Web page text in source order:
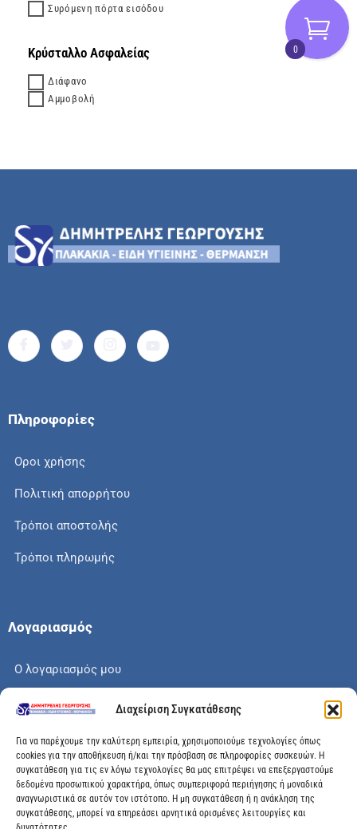
Διαχείριση Συγκατάθεσης
Για να παρέχουμε την καλύτερη εμπειρία, χρησιμοποιούμε τεχνολογίες όπως
cookies για την αποθήκευση ή/και την πρόσβαση σε πληροφορίες συσκευών. Η
συγκατάθεση για τις εν λόγω τεχνολογίες θα μας επιτρέψει να επεξεργαστούμε
δεδομένα προσωπικού χαρακτήρα, όπως συμπεριφορά περιήγησης ή μοναδικά
αναγνωριστικά σε αυτόν τον ιστότοπο. Η μη συγκατάθεση ή η ανάκληση της
συγκατάθεσης, μπορεί να επηρεάσει αρνητικά ορισμένες λειτουργίες και
Συρόμενη πόρτα εισόδου
Κρύσταλλο Ασφαλείας
Διάφανο
Αμμοβολή
Πληροφορίες
Οροι χρήσης
Πολιτική απορρήτου
Τρόποι αποστολής
Τρόποι πληρωμής
Λογαριασμός
Ο λογαριασμός μου
Το καλάθι μου
Check out
Διεύθυνση
0